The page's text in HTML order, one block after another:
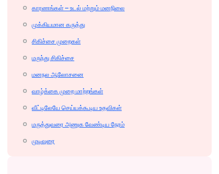
காரணங்கள் – உடல் மற்றும் மனநிலை
முக்கியமான கருத்து
சிகிச்சை முறைகள்
மருந்து சிகிச்சை
மனநல ஆலோசனை
வாழ்க்கை முறை மாற்றங்கள்
வீட்டிலேயே செய்யக்கூடிய உதவிகள்
மருத்துவரை அணுக வேண்டிய நேரம்
முடிவுரை